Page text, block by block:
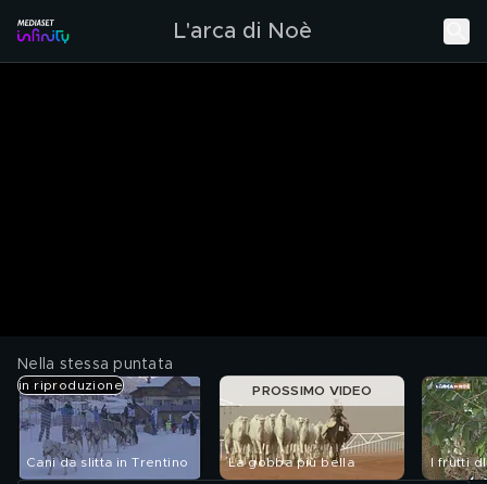
L'arca di Noè
Nella stessa puntata
in riproduzione
Cani da slitta in Trentino La gobba più bella
PROSSIMO VIDEO
I frutti